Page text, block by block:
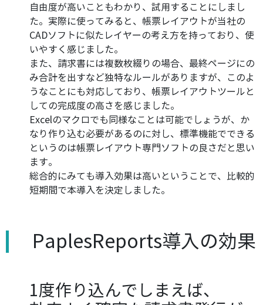
自由度が高いこともわかり、試用することにしまし
た。実際に使ってみると、帳票レイアウトが当社の
CADソフトに似たレイヤーの考え方を持っており、使
いやすく感じました。
また、請求書には複数枚綴りの場合、最終ページにの
み合計を出すなど独特なルールがありますが、このよ
うなことにも対応しており、帳票レイアウトツールと
しての完成度の高さを感じました。
Excelのマクロでも同様なことは可能でしょうが、か
なり作り込む必要があるのに対し、標準機能でできる
というのは帳票レイアウト専門ソフトの良さだと思い
ます。
総合的にみても導入効果は高いということで、比較的
短期間で本導入を決定しました。
PaplesReports導入の効果
1度作り込んでしまえば、